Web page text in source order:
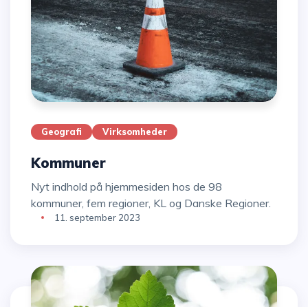
Geografi Virksomheder
Kommuner
Nyt indhold på hjemmesiden hos de 98
kommuner, fem regioner, KL og Danske Regioner.
11. september 2023